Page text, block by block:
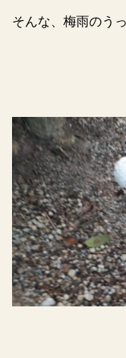
そんな、梅雨の